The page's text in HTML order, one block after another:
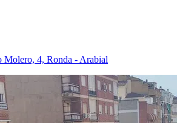
Molero, 4, Ronda - Arabial